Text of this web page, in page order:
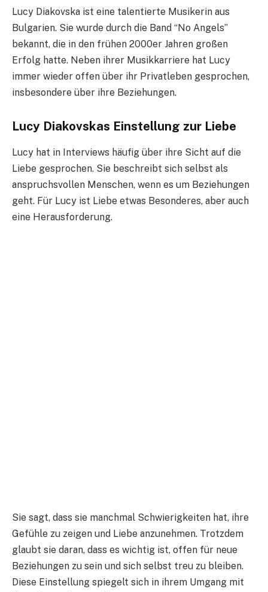
Lucy Diakovska ist eine talentierte Musikerin aus
Bulgarien. Sie wurde durch die Band “No Angels”
bekannt, die in den frühen 2000er Jahren großen
Erfolg hatte. Neben ihrer Musikkarriere hat Lucy
immer wieder offen über ihr Privatleben gesprochen,
insbesondere über ihre Beziehungen.
Lucy Diakovskas Einstellung zur Liebe
Lucy hat in Interviews häufig über ihre Sicht auf die
Liebe gesprochen. Sie beschreibt sich selbst als
anspruchsvollen Menschen, wenn es um Beziehungen
geht. Für Lucy ist Liebe etwas Besonderes, aber auch
eine Herausforderung.
Sie sagt, dass sie manchmal Schwierigkeiten hat, ihre
Gefühle zu zeigen und Liebe anzunehmen. Trotzdem
glaubt sie daran, dass es wichtig ist, offen für neue
Beziehungen zu sein und sich selbst treu zu bleiben.
Diese Einstellung spiegelt sich in ihrem Umgang mit